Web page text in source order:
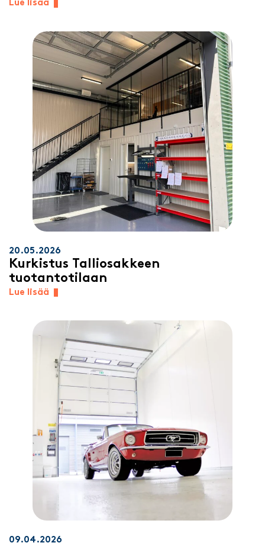
Lue lisää
20.05.2026
Kurkistus Talliosakkeen
tuotantotilaan
Lue lisää
09.04.2026